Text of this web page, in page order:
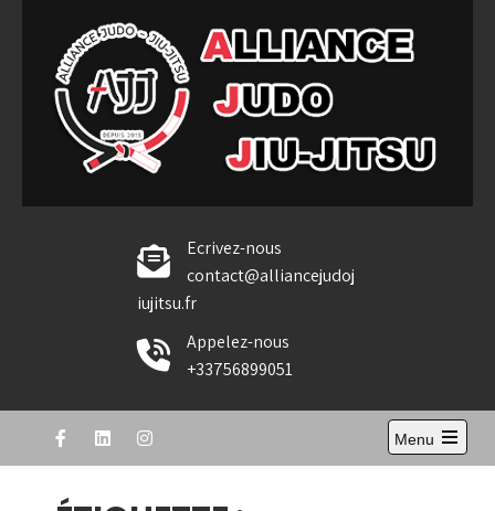
content
Alliance Judo Jiu-jitsu
Ecrivez-nous
contact@alliancejudoj
iujitsu.fr
Appelez-nous
+33756899051
Menu
Open